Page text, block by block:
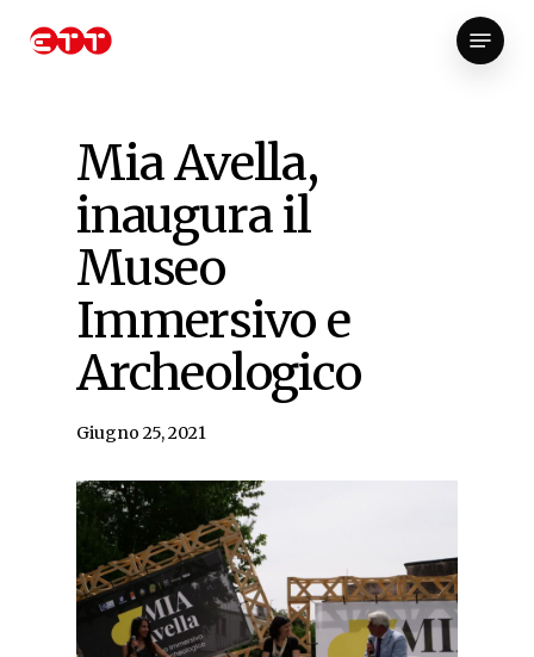
Menu
Mia Avella,
inaugura il
Museo
Immersivo e
Archeologico
Giugno 25, 2021